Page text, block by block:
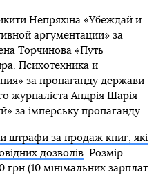
Непряхіна «Убеждай и
аргументации» за
Торчинова «Путь
Психотехника и
за пропаганду держави-
журналіста Андрія Шарія
за імперську пропаганду.
штрафи за продаж книг, які
дозволів. Розмір
грн (10 мінімальних зарплат